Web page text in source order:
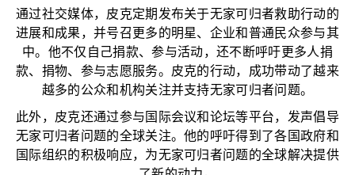
通过社交媒体，皮克定期发布关于无家可归者救助行动的
进展和成果，并号召更多的明星、企业和普通民众参与其
中。他不仅自己捐款、参与活动，还不断呼吁更多人捐
款、捐物、参与志愿服务。皮克的行动，成功带动了越来
越多的公众和机构关注并支持无家可归者问题。
此外，皮克还通过参与国际会议和论坛等平台，发声倡导
无家可归者问题的全球关注。他的呼吁得到了各国政府和
国际组织的积极响应，为无家可归者问题的全球解决提供